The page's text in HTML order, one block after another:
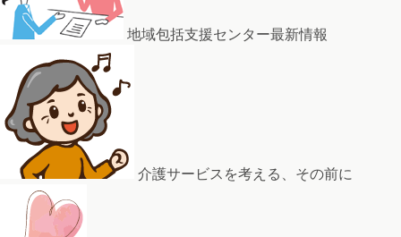
地域包括支援センター最新情報
介護サービスを考える、その前に